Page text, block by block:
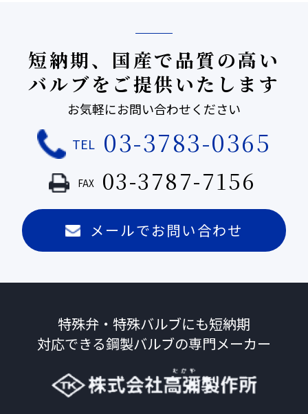
短納期、国産で品質の高い
バルブをご提供いたします
お気軽にお問い合わせください
TEL 03-3783-0365
FAX 03-3787-7156
メールでお問い合わせ
特殊弁・特殊バルブにも短納期
対応できる鋼製バルブの専門メーカー